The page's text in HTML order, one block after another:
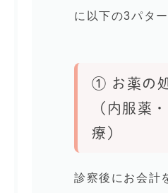
に以下の3パタ
① お薬の
（内服薬
療）
診察後にお会計